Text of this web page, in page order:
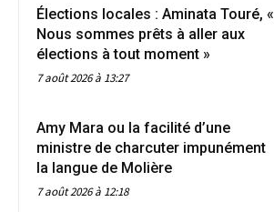
Élections locales : Aminata Touré, «
Nous sommes prêts à aller aux
élections à tout moment »
7 août 2026 à 13:27
Amy Mara ou la facilité d’une
ministre de charcuter impunément
la langue de Molière
7 août 2026 à 12:18